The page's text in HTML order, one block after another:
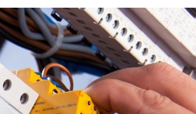
Poczta
Kino
Księgarnia